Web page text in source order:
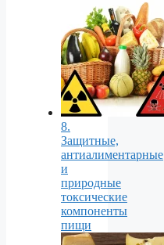
8.
Защитные,
антиалиментарные
и
природные
токсические
компоненты
пищи